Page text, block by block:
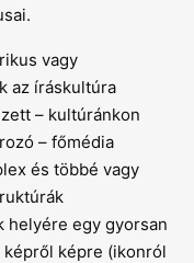
vagy
az íráskultúra
– kultúránkon
– főmédia
és többé vagy
helyére egy gyorsan
képre (ikonról